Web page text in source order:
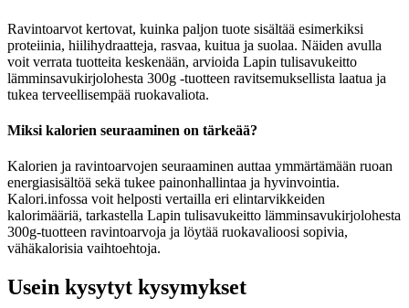
Ravintoarvot kertovat, kuinka paljon tuote sisältää esimerkiksi
proteiinia, hiilihydraatteja, rasvaa, kuitua ja suolaa. Näiden avulla
voit verrata tuotteita keskenään, arvioida Lapin tulisavukeitto
lämminsavukirjolohesta 300g -tuotteen ravitsemuksellista laatua ja
tukea terveellisempää ruokavaliota.
Miksi kalorien seuraaminen on tärkeää?
Kalorien ja ravintoarvojen seuraaminen auttaa ymmärtämään ruoan
energiasisältöä sekä tukee painonhallintaa ja hyvinvointia.
Kalori.infossa voit helposti vertailla eri elintarvikkeiden
kalorimääriä, tarkastella Lapin tulisavukeitto lämminsavukirjolohesta
300g-tuotteen ravintoarvoja ja löytää ruokavalioosi sopivia,
vähäkalorisia vaihtoehtoja.
Usein kysytyt kysymykset